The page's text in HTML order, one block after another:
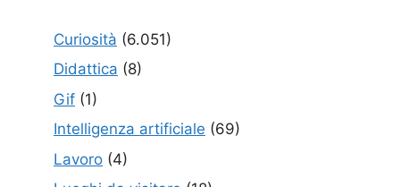
Curiosità (6.051)
Didattica (8)
Gif (1)
Intelligenza artificiale (69)
Lavoro (4)